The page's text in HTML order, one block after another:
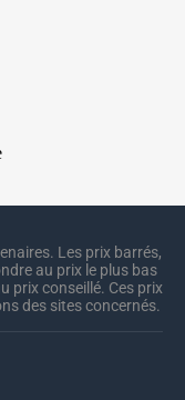
Les prix barrés,
au prix le plus bas
prix conseillé. Ces prix
des sites concernés.